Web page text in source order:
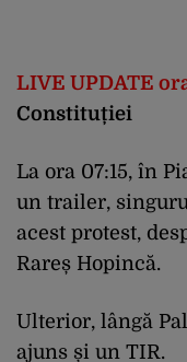
LIVE UPDATE
Constituției
La ora 07:15, în
un trailer,
acest protest,
Rareș Hopincă.
Ulterior, lângă
ajuns și un TIR.